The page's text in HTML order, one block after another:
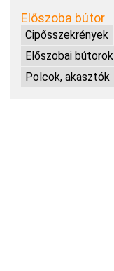
Előszoba bútor
Cipősszekrények
Előszobai bútorok
Polcok, akasztók